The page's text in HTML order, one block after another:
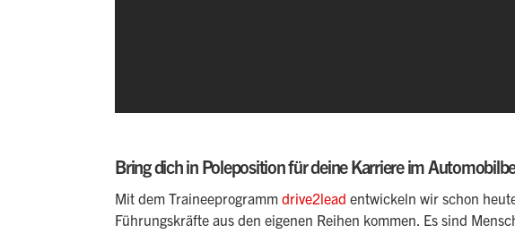
Bring dich in Poleposition für deine Karriere im
Mit dem Traineeprogramm drive2lead entwickeln wir schon
Führungskräfte aus den eigenen Reihen kommen. Es sind